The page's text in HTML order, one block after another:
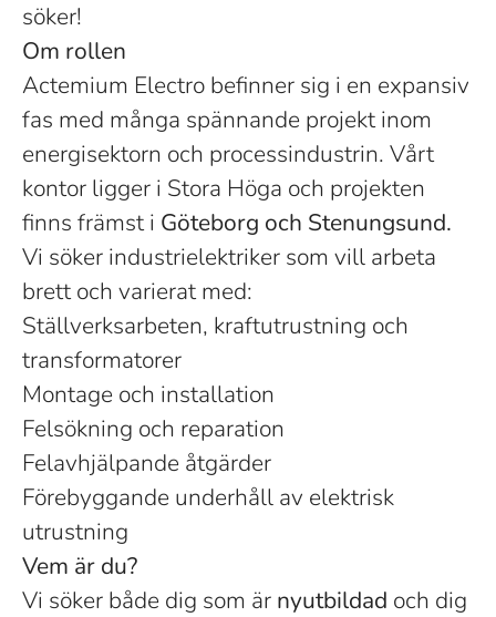
söker!
Om rollen
Actemium Electro befinner sig i en expansiv
fas med många spännande projekt inom
energisektorn och processindustrin. Vårt
kontor ligger i Stora Höga och projekten
finns främst i Göteborg och Stenungsund.
Vi söker industrielektriker som vill arbeta
brett och varierat med:
Ställverksarbeten, kraftutrustning och
transformatorer
Montage och installation
Felsökning och reparation
Felavhjälpande åtgärder
Förebyggande underhåll av elektrisk
utrustning
Vem är du?
Vi söker både dig som är nyutbildad och dig